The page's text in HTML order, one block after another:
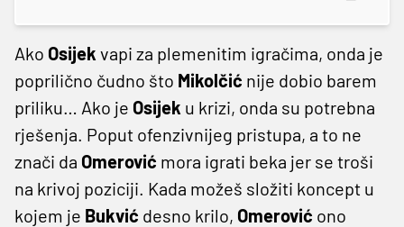
Ako Osijek vapi za plemenitim igračima, onda je
poprilično čudno što Mikolčić nije dobio barem
priliku… Ako je Osijek u krizi, onda su potrebna
rješenja. Poput ofenzivnijeg pristupa, a to ne
znači da Omerović mora igrati beka jer se troši
na krivoj poziciji. Kada možeš složiti koncept u
kojem je Bukvić desno krilo, Omerović ono